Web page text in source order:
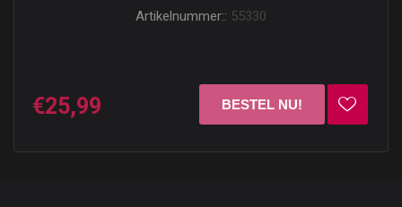
Artikelnummer:: 55330
€25,99